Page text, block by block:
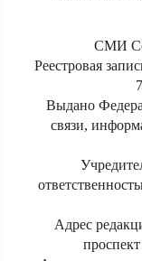
СМИ
Реестровая
Выдано
связи,
Адрес